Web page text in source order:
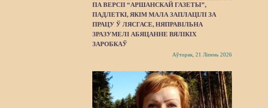
ПА ВЕРСІІ “АРШАНСКАЙ ГАЗЕТЫ”,
ПАДЛЕТКІ, ЯКІМ МАЛА ЗАПЛАЦІЛІ ЗА
ПРАЦУ Ў ЛЯСГАСЕ, НЯПРАВІЛЬНА
ЗРАЗУМЕЛІ АБЯЦАННЕ ВЯЛІКІХ
ЗАРОБКАЎ
Аўторак, 21 Ліпень 2026